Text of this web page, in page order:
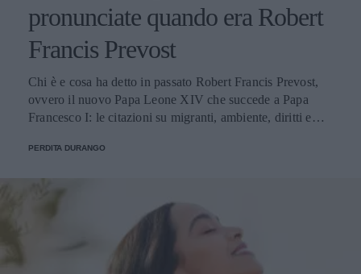
pronunciate quando era Robert
Francis Prevost
Chi è e cosa ha detto in passato Robert Francis Prevost,
ovvero il nuovo Papa Leone XIV che succede a Papa
Francesco I: le citazioni su migranti, ambiente, diritti e
PERDITA DURANGO